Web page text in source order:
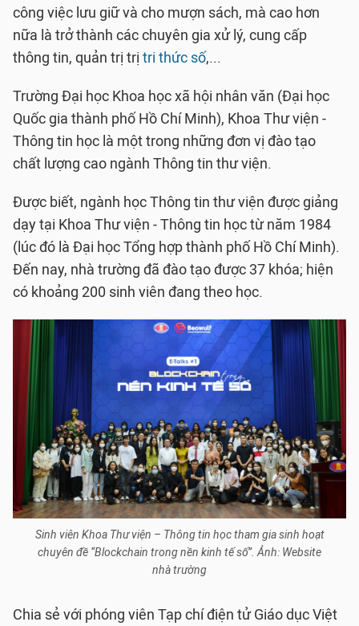
công việc lưu giữ và cho mượn sách, mà cao hơn
nữa là trở thành các chuyên gia xử lý, cung cấp
thông tin, quản trị trị tri thức số,...
Trường Đại học Khoa học xã hội nhân văn (Đại học
Quốc gia thành phố Hồ Chí Minh), Khoa Thư viện -
Thông tin học là một trong những đơn vị đào tạo
chất lượng cao ngành Thông tin thư viện.
Được biết, ngành học Thông tin thư viện được giảng
dạy tại Khoa Thư viện - Thông tin học từ năm 1984
(lúc đó là Đại học Tổng hợp thành phố Hồ Chí Minh).
Đến nay, nhà trường đã đào tạo được 37 khóa; hiện
có khoảng 200 sinh viên đang theo học.
Sinh viên Khoa Thư viện – Thông tin học tham gia sinh hoạt
chuyên đề “Blockchain trong nền kinh tế số”. Ảnh: Website
nhà trường
Chia sẻ với phóng viên Tạp chí điện tử Giáo dục Việt